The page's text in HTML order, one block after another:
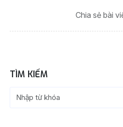
Chia sẻ bài
TÌM KIẾM